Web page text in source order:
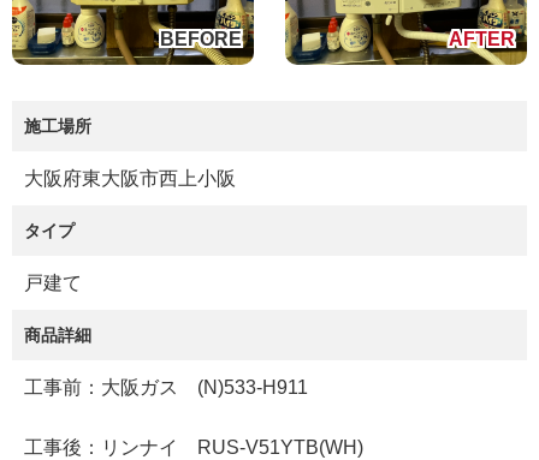
施工場所
大阪府東大阪市西上小阪
タイプ
戸建て
商品詳細
工事前：大阪ガス (N)533-H911
工事後：リンナイ RUS-V51YTB(WH)